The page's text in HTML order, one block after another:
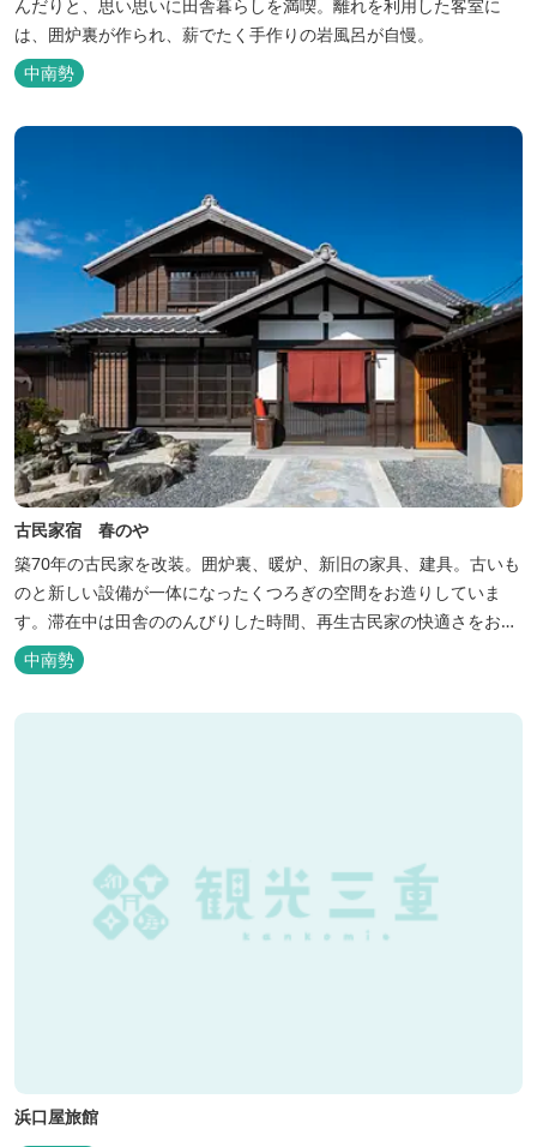
んだりと、思い思いに田舎暮らしを満喫。離れを利用した客室に
は、囲炉裏が作られ、薪でたく手作りの岩風呂が自慢。
中南勢
古民家宿 春のや
築70年の古民家を改装。囲炉裏、暖炉、新旧の家具、建具。古いも
のと新しい設備が一体になったくつろぎの空間をお造りしていま
す。滞在中は田舎ののんびりした時間、再生古民家の快適さをお楽
しみください。 【時間】 《 チェックイン 》 15：00～20：00の間
にお願いいたします。 《 チェックアウト 》 10：00まで 【御利用
料金】 一日一組様１棟貸し（定員５名） 一...
中南勢
浜口屋旅館